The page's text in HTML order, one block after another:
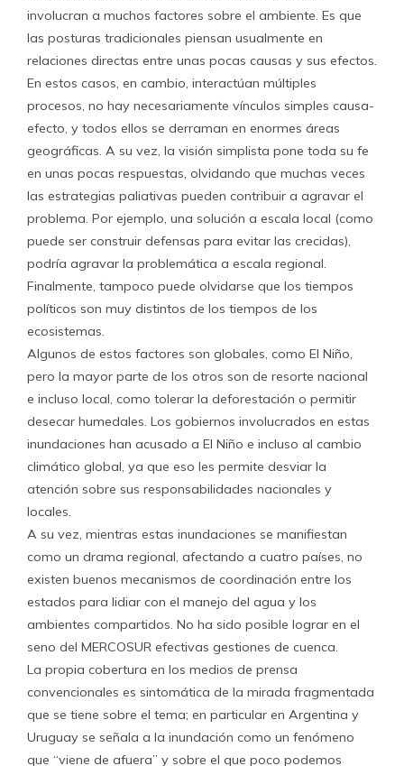
involucran a muchos factores sobre el ambiente. Es que
las posturas tradicionales piensan usualmente en
relaciones directas entre unas pocas causas y sus efectos.
En estos casos, en cambio, interactúan múltiples
procesos, no hay necesariamente vínculos simples causa-
efecto, y todos ellos se derraman en enormes áreas
geográficas. A su vez, la visión simplista pone toda su fe
en unas pocas respuestas, olvidando que muchas veces
las estrategias paliativas pueden contribuir a agravar el
problema. Por ejemplo, una solución a escala local (como
puede ser construir defensas para evitar las crecidas),
podría agravar la problemática a escala regional.
Finalmente, tampoco puede olvidarse que los tiempos
políticos son muy distintos de los tiempos de los
ecosistemas.
Algunos de estos factores son globales, como El Niño,
pero la mayor parte de los otros son de resorte nacional
e incluso local, como tolerar la deforestación o permitir
desecar humedales. Los gobiernos involucrados en estas
inundaciones han acusado a El Niño e incluso al cambio
climático global, ya que eso les permite desviar la
atención sobre sus responsabilidades nacionales y
locales.
A su vez, mientras estas inundaciones se manifiestan
como un drama regional, afectando a cuatro países, no
existen buenos mecanismos de coordinación entre los
estados para lidiar con el manejo del agua y los
ambientes compartidos. No ha sido posible lograr en el
seno del MERCOSUR efectivas gestiones de cuenca.
La propia cobertura en los medios de prensa
convencionales es sintomática de la mirada fragmentada
que se tiene sobre el tema; en particular en Argentina y
Uruguay se señala a la inundación como un fenómeno
que “viene de afuera” y sobre el que poco podemos